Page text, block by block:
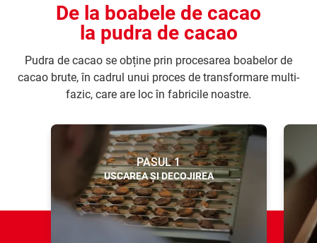
De la boabele de cacao
la pudra de cacao
Pudra de cacao se obține prin procesarea boabelor de
cacao brute, în cadrul unui proces de transformare multi-
fazic, care are loc în fabricile noastre.
PASUL 1
USCAREA ȘI DECOJIREA